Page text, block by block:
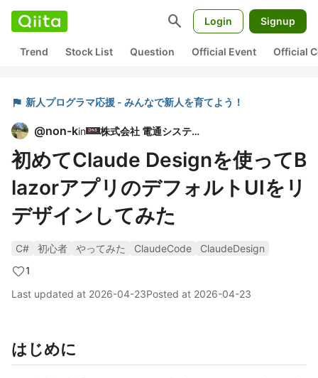
search Login Signup
Trend Stock List Question Official Event Official
flag 新人プログラマ応援 - みんなで新人を育てよう！
@non-kin 株式会社 電通システム
初めてClaude Designを使ってB
lazorアプリのデフォルトUIをリ
デザインしてみた
C# 初心者 やってみた ClaudeCode
ClaudeDesign
1
Last updated at 2026-04-23Posted at 2026-04-23
はじめに